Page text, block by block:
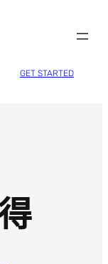
GET STARTED